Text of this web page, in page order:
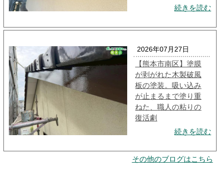
続きを読む
2026年07月27日
【熊本市南区】塗膜
が剥がれた木製破風
板の塗装。吸い込み
が止まるまで塗り重
ねた、職人の粘りの
復活劇
続きを読む
その他のブログはこちら